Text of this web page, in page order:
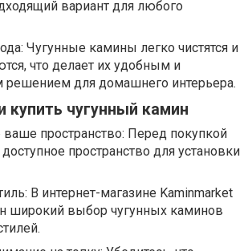
вариант для любого
Чугунные камины легко чистятся и
что делает их удобным и
решением для домашнего интерьера.
купить чугунный камин
пространство: Перед покупкой
пространство для установки
В интернет-магазине Kaminmarket
широкий выбор чугунных каминов